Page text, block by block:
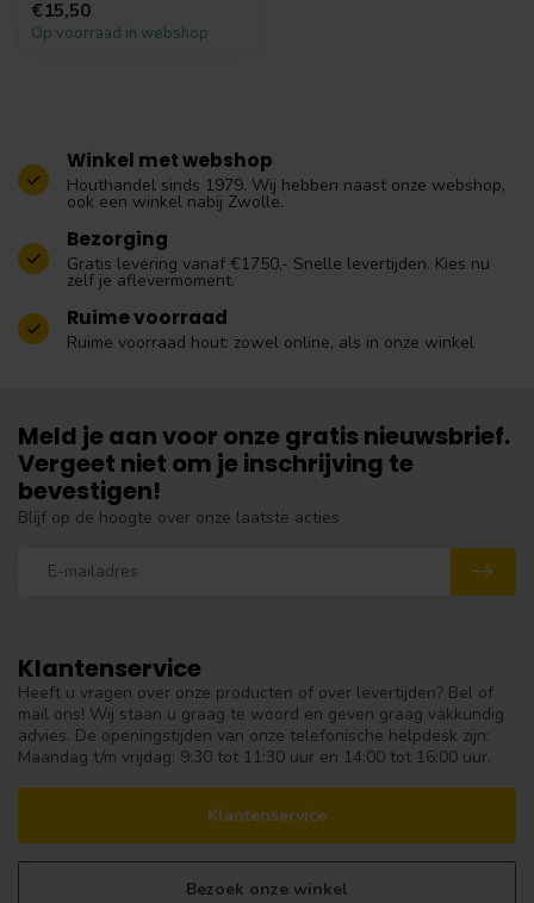
€15,50
Op voorraad in webshop
Winkel met webshop
Houthandel sinds 1979. Wij hebben naast onze webshop,
ook een winkel nabij Zwolle.
Bezorging
Gratis levering vanaf €1750,- Snelle levertijden. Kies nu
zelf je aflevermoment.
Ruime voorraad
Ruime voorraad hout: zowel online, als in onze winkel
Klantenservice
Heeft u vragen over onze producten of over levertijden? Bel of
mail ons! Wij staan u graag te woord en geven graag vakkundig
advies. De openingstijden van onze telefonische helpdesk zijn:
Maandag t/m vrijdag: 9:30 tot 11:30 uur en 14:00 tot 16:00 uur.
Klantenservice
Bezoek onze winkel
Meld je aan voor onze gratis nieuwsbrief.
Vergeet niet om je inschrijving te
bevestigen!
Blijf op de hoogte over onze laatste acties